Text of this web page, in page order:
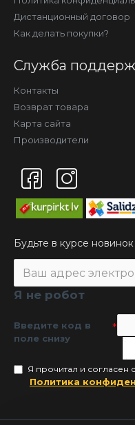
Дистанционный договор
Как делать покупки?
Служба
Контакты
Возврат товара
Карта сайта
Производители
Будьте в курсе
Я не робот
Введите код в
поле снизу
Я прочитал и согласен с
Политика